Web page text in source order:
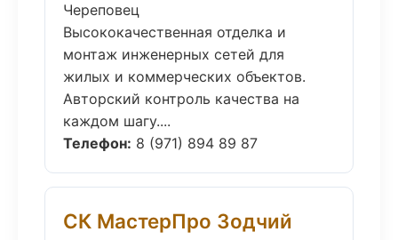
Череповец
Высококачественная отделка и
монтаж инженерных сетей для
жилых и коммерческих объектов.
Авторский контроль качества на
каждом шагу....
Телефон: 8 (971) 894 89 87
СК МастерПро Зодчий